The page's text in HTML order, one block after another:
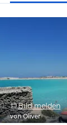
Bild melden
von Oliver